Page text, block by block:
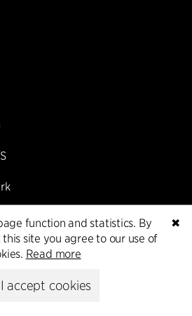
✖
function and statistics. By
site you agree to our use of
Read more
accept cookies